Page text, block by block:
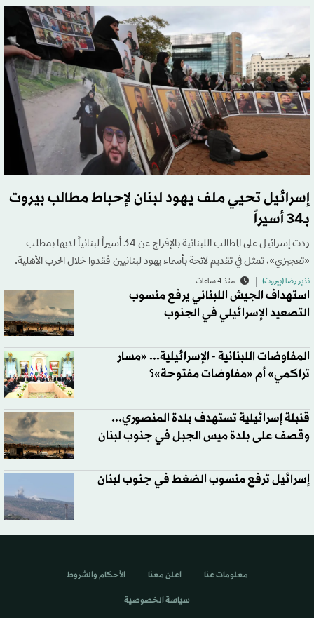
إسرائيل تحيي ملف يهود لبنان لإحباط مطالب بيروت
بـ34 أسيراً
ردت إسرائيل على المطالب اللبنانية بالإفراج عن 34 أسيراً لبنانياً لديها بمطلب
«تعجيزي»، تمثل في تقديم لائحة بأسماء يهود لبنانيين فقدوا خلال الحرب الأهلية.
نذير رضا (بيروت) منذ 4 ساعات
استهداف الجيش اللبناني يرفع منسوب
التصعيد الإسرائيلي في الجنوب
المفاوضات اللبنانية - الإسرائيلية... «مسار
تراكمي» أم «مفاوضات مفتوحة»؟
قنبلة إسرائيلية تستهدف بلدة المنصوري...
وقصف على بلدة ميس الجبل في جنوب لبنان
إسرائيل ترفع منسوب الضغط في جنوب لبنان
معلومات عنا اعلن معنا الأحكام والشروط
سياسة الخصوصية